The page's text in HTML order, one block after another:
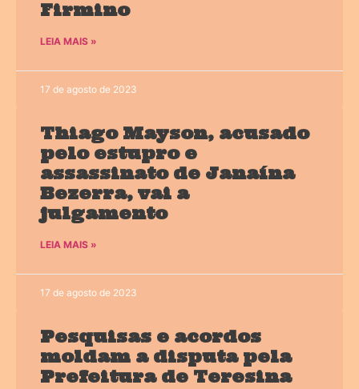
Firmino
LEIA MAIS »
17 de agosto de 2023
Thiago Mayson, acusado
pelo estupro e
assassinato de Janaína
Bezerra, vai a
julgamento
LEIA MAIS »
17 de agosto de 2023
Pesquisas e acordos
moldam a disputa pela
Prefeitura de Teresina